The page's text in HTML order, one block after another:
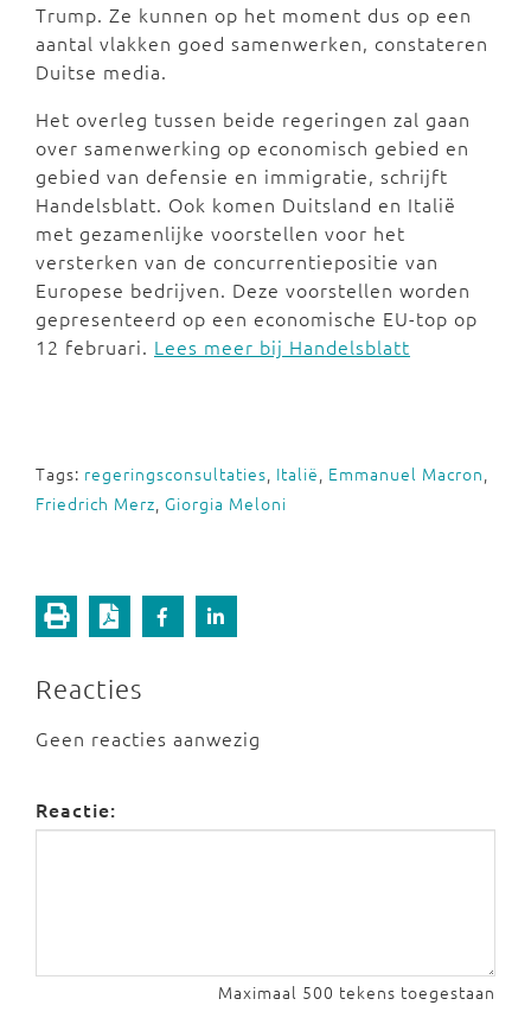
Trump. Ze kunnen op het moment dus op een
aantal vlakken goed samenwerken, constateren
Duitse media.
Het overleg tussen beide regeringen zal gaan
over samenwerking op economisch gebied en
gebied van defensie en immigratie, schrijft
Handelsblatt. Ook komen Duitsland en Italië
met gezamenlijke voorstellen voor het
versterken van de concurrentiepositie van
Europese bedrijven. Deze voorstellen worden
gepresenteerd op een economische EU-top op
12 februari. Lees meer bij Handelsblatt
Tags: regeringsconsultaties, Italië, Emmanuel Macron,
Friedrich Merz, Giorgia Meloni
Reacties
Geen reacties aanwezig
Reactie:
Maximaal 500 tekens toegestaan